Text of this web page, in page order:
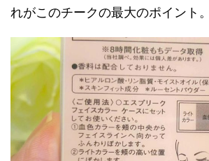
れがこのチークの最大のポイント。